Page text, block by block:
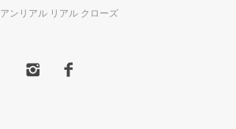
アンリアル リアル クローズ